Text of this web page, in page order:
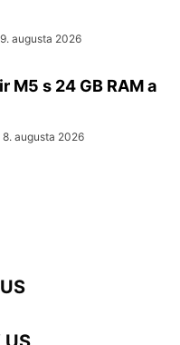
9. augusta 2026
M5 s 24 GB RAM a
8. augusta 2026